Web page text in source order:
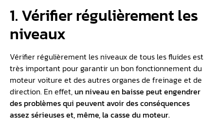
1. Vérifier régulièrement les
niveaux
Vérifier régulièrement les niveaux de tous les fluides est
très important pour garantir un bon fonctionnement du
moteur voiture et des autres organes de freinage et de
direction. En effet, un niveau en baisse peut engendrer
des problèmes qui peuvent avoir des conséquences
assez sérieuses et, même, la casse du moteur.